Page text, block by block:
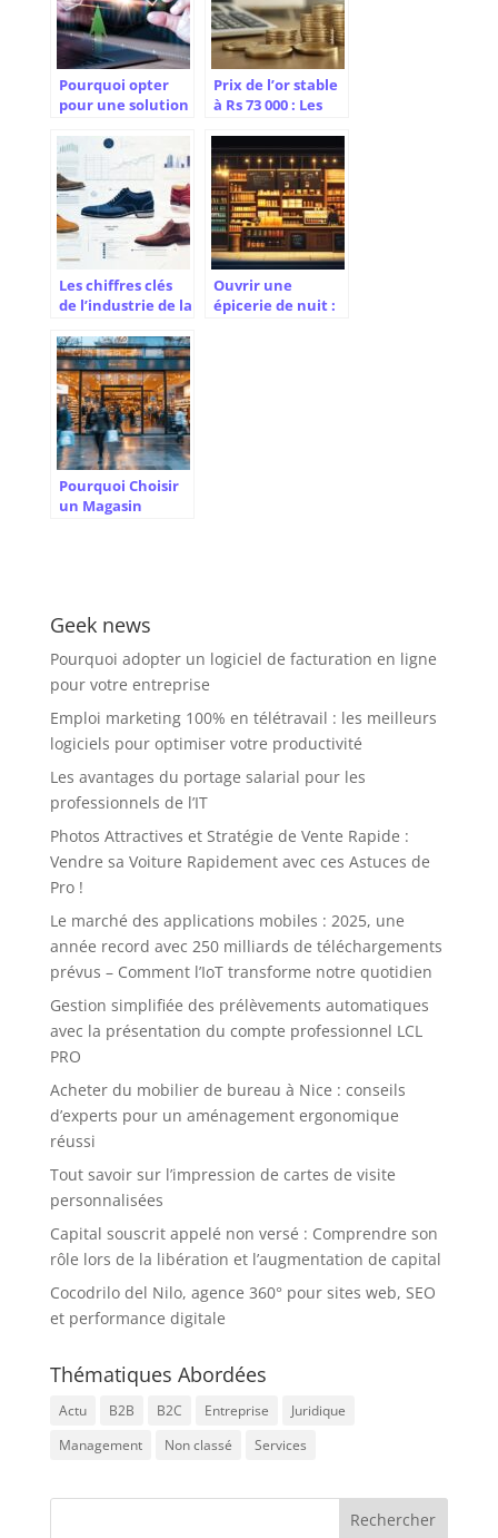
Pourquoi opter
pour une solution
gestion efficace
des informations
produits ?
Prix de l’or stable
à Rs 73 000 : Les
d’investissement
pour le reste de
2024
Les chiffres clés
de l’industrie de la
homme
Ouvrir une
épicerie de nuit :
Pourquoi Choisir
un Magasin
Geek news
Pourquoi adopter un logiciel de facturation en ligne
pour votre entreprise
Emploi marketing 100% en télétravail : les meilleurs
logiciels pour optimiser votre productivité
Les avantages du portage salarial pour les
professionnels de l’IT
Photos Attractives et Stratégie de Vente Rapide :
Vendre sa Voiture Rapidement avec ces Astuces de
Pro !
Le marché des applications mobiles : 2025, une
année record avec 250 milliards de téléchargements
prévus – Comment l’IoT transforme notre quotidien
Gestion simplifiée des prélèvements automatiques
avec la présentation du compte professionnel LCL
PRO
Acheter du mobilier de bureau à Nice : conseils
d’experts pour un aménagement ergonomique
réussi
Tout savoir sur l’impression de cartes de visite
personnalisées
Capital souscrit appelé non versé : Comprendre son
rôle lors de la libération et l’augmentation de capital
Cocodrilo del Nilo, agence 360° pour sites web, SEO
et performance digitale
Thématiques Abordées
Actu B2B B2C Entreprise
Juridique
Management
Non classé Services